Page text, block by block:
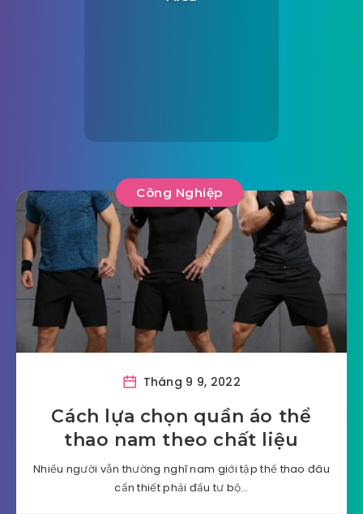
Công Nghiệp
Tháng 9 9, 2022
Cách lựa chọn quần áo thể
thao nam theo chất liệu
Nhiều người vẫn thường nghĩ nam giới tập thể thao đâu
cần thiết phải đầu tư bộ…